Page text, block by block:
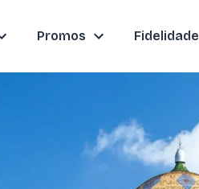
Promos Fidelidade